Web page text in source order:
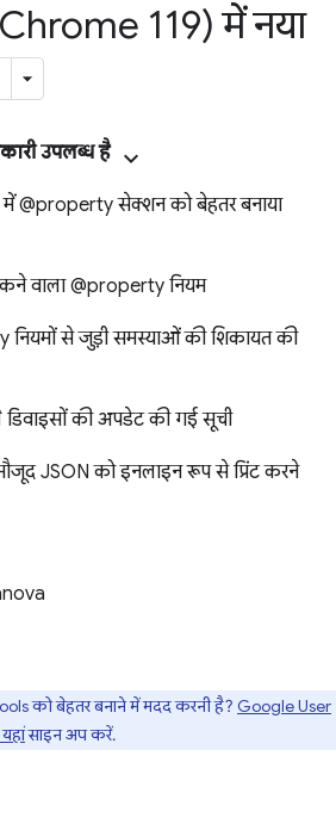
119) में नया
उपलब्ध है
@property सेक्शन को बेहतर बनाया
वाला @property नियम
नियमों से जुड़ी समस्याओं की शिकायत की
की अपडेट की गई सूची
मौजूद JSON को इनलाइन रूप से प्रिंट करने
को बेहतर बनाने में मदद करनी है? Google User
साइन अप करें.